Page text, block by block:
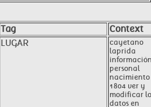
Tag
Context
LUGAR
cayetano
laprida
personal
nacimiento
1804 ver y
modificar
datos en